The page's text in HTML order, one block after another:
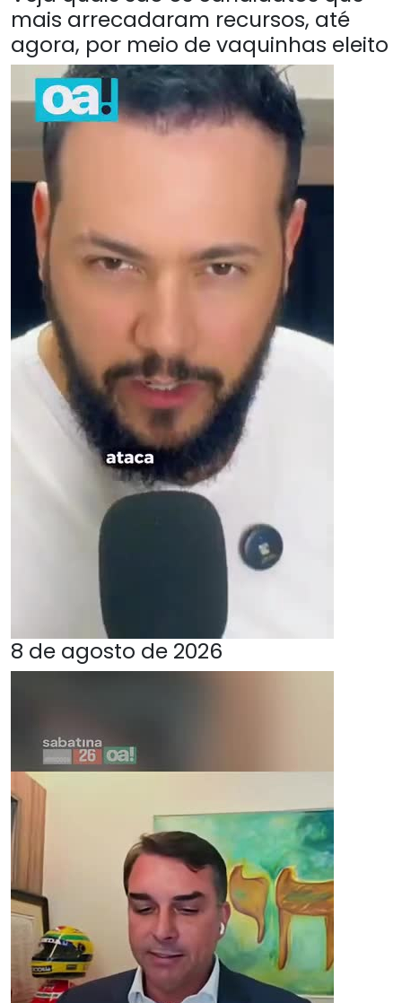
mais arrecadaram recursos, até
agora, por meio de vaquinhas eleito
8 de agosto de 2026